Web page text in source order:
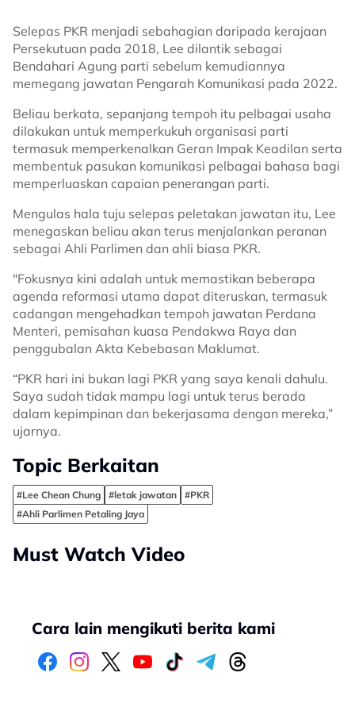
Selepas PKR menjadi sebahagian daripada kerajaan
Persekutuan pada 2018, Lee dilantik sebagai
Bendahari Agung parti sebelum kemudiannya
memegang jawatan Pengarah Komunikasi pada 2022.
Beliau berkata, sepanjang tempoh itu pelbagai usaha
dilakukan untuk memperkukuh organisasi parti
termasuk memperkenalkan Geran Impak Keadilan serta
membentuk pasukan komunikasi pelbagai bahasa bagi
memperluaskan capaian penerangan parti.
Mengulas hala tuju selepas peletakan jawatan itu, Lee
menegaskan beliau akan terus menjalankan peranan
sebagai Ahli Parlimen dan ahli biasa PKR.
"Fokusnya kini adalah untuk memastikan beberapa
agenda reformasi utama dapat diteruskan, termasuk
cadangan mengehadkan tempoh jawatan Perdana
Menteri, pemisahan kuasa Pendakwa Raya dan
penggubalan Akta Kebebasan Maklumat.
“PKR hari ini bukan lagi PKR yang saya kenali dahulu.
Saya sudah tidak mampu lagi untuk terus berada
dalam kepimpinan dan bekerjasama dengan mereka,”
ujarnya.
Topic Berkaitan
#Lee Chean Chung #letak jawatan
#PKR
#Ahli Parlimen Petaling Jaya
Must Watch Video
Cara lain mengikuti berita kami